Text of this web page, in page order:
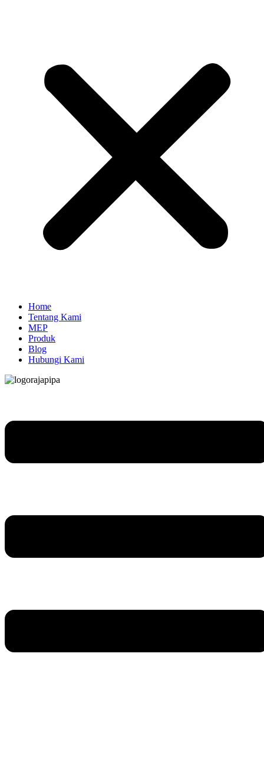
Home
Tentang Kami
MEP
Produk
Blog
Hubungi Kami